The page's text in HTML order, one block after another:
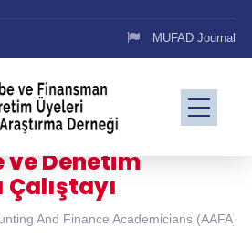
MUFAD Journal
ve Denetim
And Finance Academicians (AAFA)